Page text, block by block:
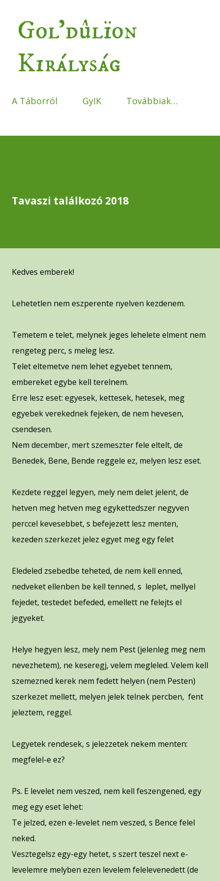
Gol'dûlïon
Királyság
A Táborról GyIK Továbbiak…
Tavaszi találkozó 2018
Kedves emberek!
Lehetetlen nem eszperente nyelven kezdenem.
Temetem e telet, melynek jeges lehelete elment nem
rengeteg perc, s meleg lesz.
Telet eltemetve nem lehet egyebet tennem,
embereket egybe kell terelnem.
Erre lesz eset: egyesek, kettesek, hetesek, meg
egyebek verekednek fejeken, de nem hevesen,
csendesen.
Nem december, mert szemeszter fele eltelt, de
Benedek, Bene, Bende reggele ez, melyen lesz eset.
Kezdete reggel legyen, mely nem delet jelent, de
hetven meg hetven meg egykettedszer negyven
perccel kevesebbet, s befejezett lesz menten,
kezeden szerkezet jelez egyet meg egy felet
Eledeled zsebedbe teheted, de nem kell enned,
nedveket ellenben be kell tenned, s leplet, mellyel
fejedet, testedet befeded, emellett ne felejts el
jegyeket.
Helye hegyen lesz, mely nem Pest (jelenleg meg nem
nevezhetem), ne keseregj, velem megleled. Velem kell
szemezned kerek nem fedett helyen (nem Pesten)
szerkezet mellett, melyen jelek telnek percben, fent
jeleztem, reggel.
Legyetek rendesek, s jelezzetek nekem menten:
megfelel-e ez?
Ps. E levelet nem veszed, nem kell feszengened, egy
meg egy eset lehet:
Te jelzed, ezen e-levelet nem veszed, s Bence felel
neked.
Vesztegelsz egy-egy hetet, s szert teszel next e-
levelemre melyben ezen levelem felelevenedett (de